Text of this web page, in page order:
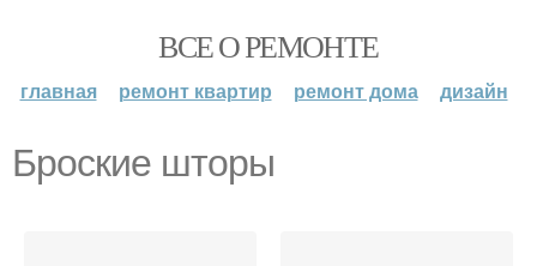
ВСЕ О РЕМОНТЕ
главная ремонт квартир ремонт дома дизайн
Броские шторы